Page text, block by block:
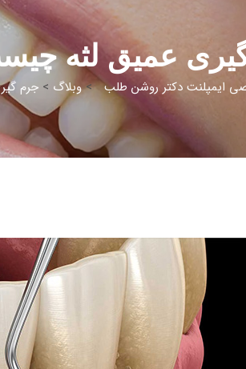
عمیق لثه
ایمپلنت دکتر روشن طلب >وبلاگ > جرم